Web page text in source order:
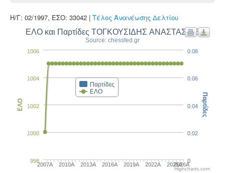
Η/Γ: 02/1997, ΕΣΟ: 33042 | Τέλος Ανανέωσης Δελτίου
ΕΛΟ και Παρτίδες ΤΟΓΚΟΥΣΙΔΗΣ ΑΝΑΣΤΑΣΙΟΣ
Source: chessfed.gr
Παρτίδες
ΕΛΟ
2007A 2010A 2013A 2016A 2019A 2022A 2025A2026A
1000
1002
1004
1006
998
ΕΛΟ
0
0.02
0.04
0.06
0.08
Παρτίδες
Highcharts.com